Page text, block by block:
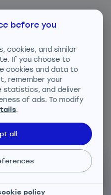
before you
cookies, and similar
If you choose to
cookies and data to
remember your
statistics, and deliver
of ads. To modify
.
all
policy